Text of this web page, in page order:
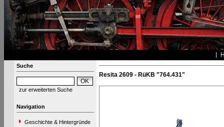
Suche
zur erweiterten Suche
Navigation
Geschichte & Hintergründe
Resita 2609 - RüKB "764.431"